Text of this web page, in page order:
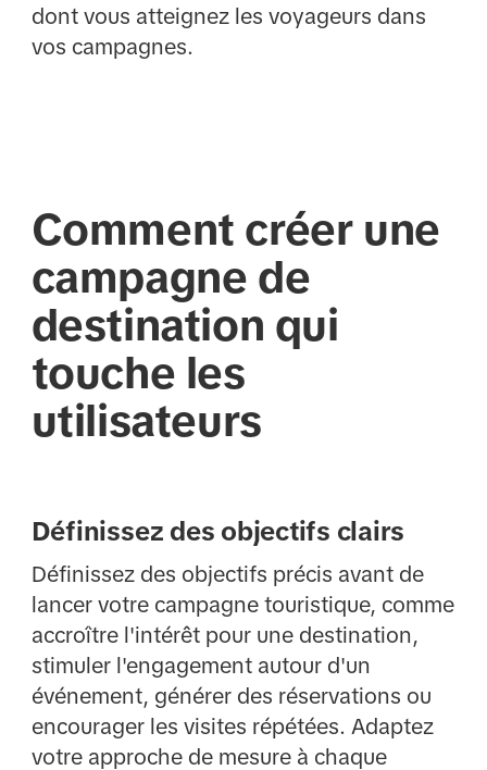
dont vous atteignez les voyageurs dans
vos campagnes.
Comment créer une
campagne de
destination qui
touche les
utilisateurs
Définissez des objectifs clairs
Définissez des objectifs précis avant de
lancer votre campagne touristique, comme
accroître l'intérêt pour une destination,
stimuler l'engagement autour d'un
événement, générer des réservations ou
encourager les visites répétées. Adaptez
votre approche de mesure à chaque